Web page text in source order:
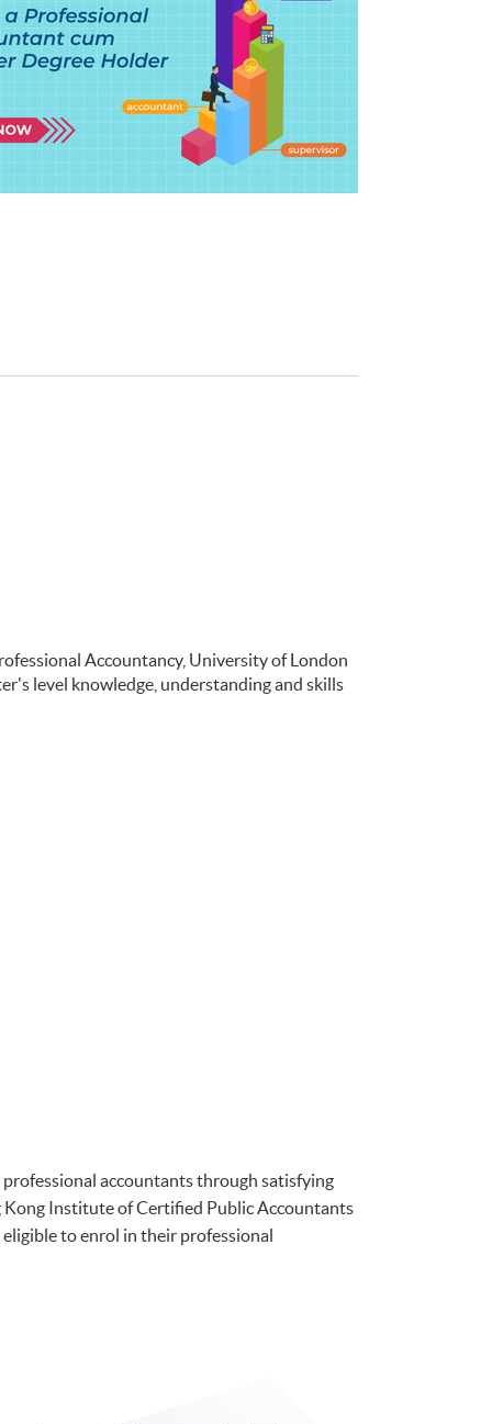
Accountancy, University of London
level knowledge, understanding and skills
accountants through satisfying
Institute of Certified Public Accountants
eligible to enrol in their professional